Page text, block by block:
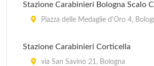
Stazione Carabinieri Bologna Scalo
Piazza delle Medaglie d'Oro 4,
Stazione Carabinieri Corticella
via San Savino 21, Bologna